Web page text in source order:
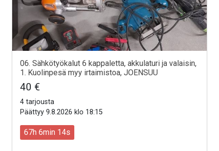
06. Sähkötyökalut 6 kappaletta, akkulaturi ja valaisin,
1. Kuolinpesä myy irtaimistoa, JOENSUU
40 €
4 tarjousta
Päättyy 9.8.2026 klo 18:15
67h 6min 12s